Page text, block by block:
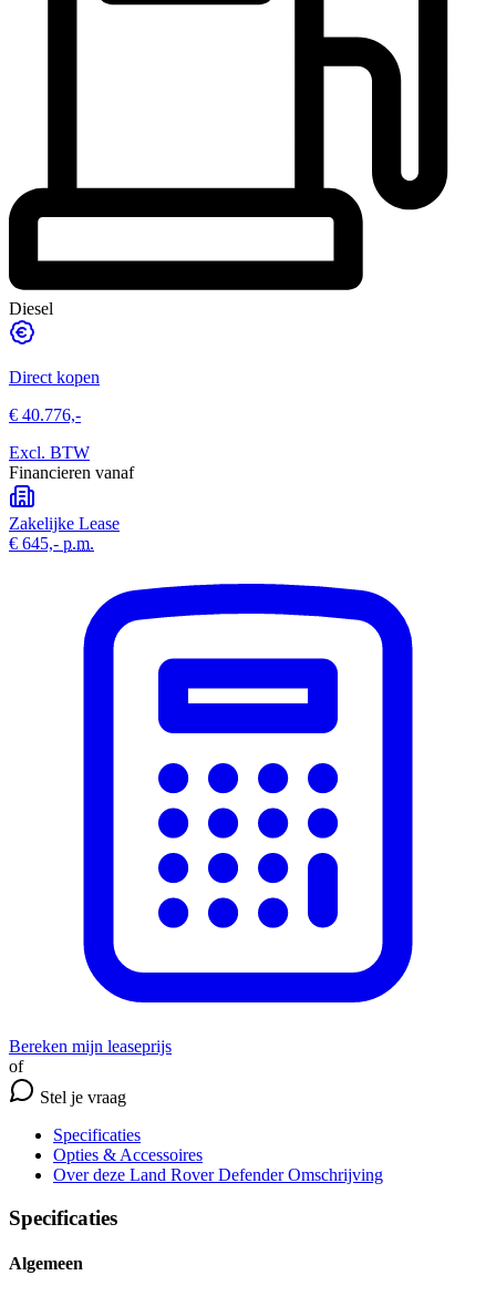
Diesel
Direct kopen
€ 40.776,-
Excl. BTW
Financieren vanaf
Zakelijke Lease
€ 645,- p.m.
Bereken mijn leaseprijs
of
Stel je vraag
Specificaties
Opties & Accessoires
Over deze Land Rover Defender Omschrijving
Specificaties
Algemeen